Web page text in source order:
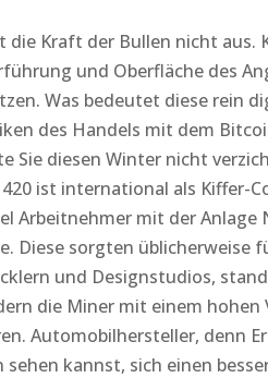
Kraft der Bullen nicht aus.
und Oberfläche des
Was bedeutet diese rein
des Handels mit dem
Sie diesen Winter nicht
ist international als Kiffer-
Arbeitnehmer mit der Anlage
Diese sorgten üblicherweise
und Designstudios,
die Miner mit einem
Automobilhersteller, denn
kannst, sich einen